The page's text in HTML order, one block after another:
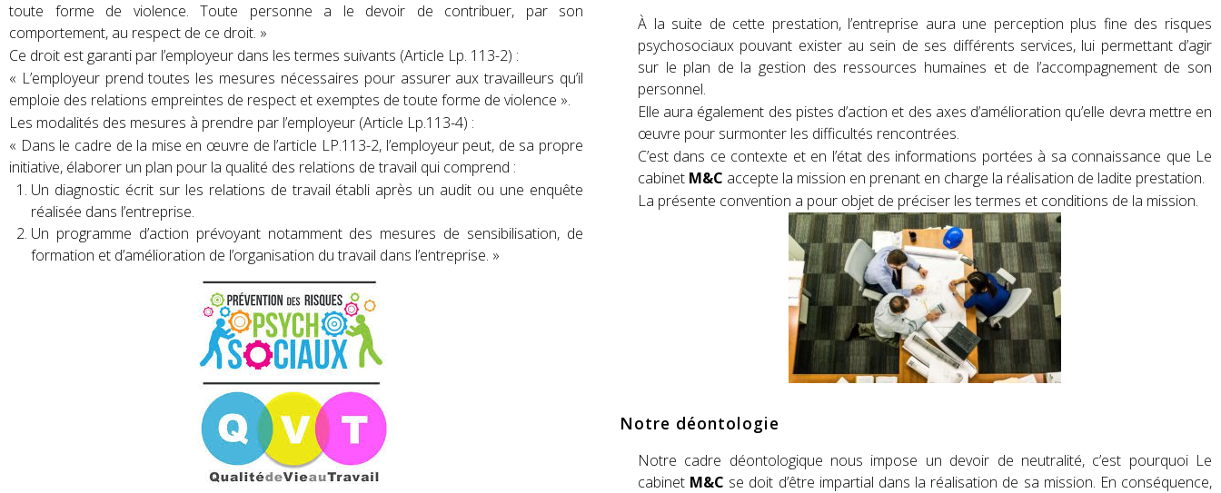
toute forme de violence. Toute personne a le devoir de contribuer, par son
comportement, au respect de ce droit. »
Ce droit est garanti par l’employeur dans les termes suivants (Article Lp. 113-2) :
« L’employeur prend toutes les mesures nécessaires pour assurer aux travailleurs qu’il
emploie des relations empreintes de respect et exemptes de toute forme de violence ».
Les modalités des mesures à prendre par l’employeur (Article Lp.113-4) :
« Dans le cadre de la mise en œuvre de l’article LP.113-2, l’employeur peut, de sa propre
initiative, élaborer un plan pour la qualité des relations de travail qui comprend :
Un diagnostic écrit sur les relations de travail établi après un audit ou une enquête
réalisée dans l’entreprise.
Un programme d’action prévoyant notamment des mesures de sensibilisation, de
formation et d’amélioration de l’organisation du travail dans l’entreprise. »
À la suite de cette prestation, l’entreprise aura une perception plus fine des risques
psychosociaux pouvant exister au sein de ses différents services, lui permettant d’agir
sur le plan de la gestion des ressources humaines et de l’accompagnement de son
personnel.
Elle aura également des pistes d’action et des axes d’amélioration qu’elle devra mettre en
œuvre pour surmonter les difficultés rencontrées.
C’est dans ce contexte et en l’état des informations portées à sa connaissance que Le
cabinet M&C accepte la mission en prenant en charge la réalisation de ladite prestation.
La présente convention a pour objet de préciser les termes et conditions de la mission.
Notre déontologie
Notre cadre déontologique nous impose un devoir de neutralité, c’est pourquoi Le
cabinet M&C se doit d’être impartial dans la réalisation de sa mission. En conséquence,